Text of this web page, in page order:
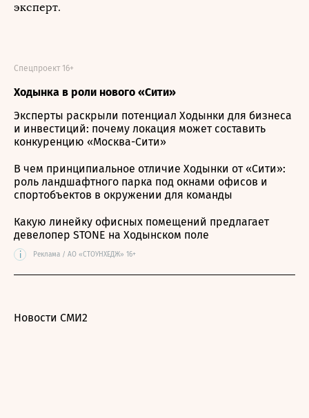
эксперт.
Ходынка в роли нового «Сити»
Спецпроект 16+
Эксперты раскрыли потенциал Ходынки для бизнеса
и инвестиций: почему локация может составить
конкуренцию «Москва-Сити»
В чем принципиальное отличие Ходынки от «Сити»:
роль ландшафтного парка под окнами офисов и
спортобъектов в окружении для команды
Какую линейку офисных помещений предлагает
девелопер STONE на Ходынском поле
i Реклама / АО «СТОУНХЕДЖ» 16+
Новости СМИ2